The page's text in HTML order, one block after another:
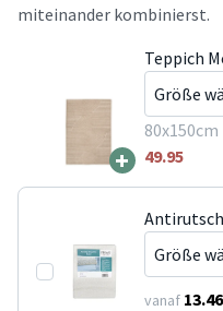
miteinander kombinierst.
+
Teppich
80x150cm
49.95
vanaf 13.46